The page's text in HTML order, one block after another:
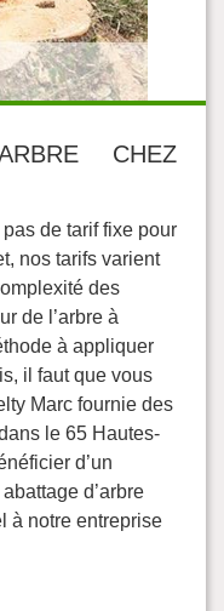
CHEZ
de tarif fixe pour
nos tarifs varient
des
de l’arbre à
à appliquer
il faut que vous
Marc fournie des
le 65 Hautes-
d’un
d’arbre
à notre entreprise